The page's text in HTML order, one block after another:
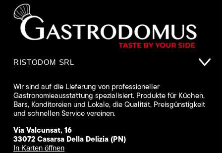
RISTODOM SRL
Wir sind auf die Lieferung von professioneller
Gastronomieausstattung spezialisiert. Produkte für Küchen,
Bars, Konditoreien und Lokale, die Qualität, Preisgünstigkeit
und schnellen Service vereinen.
Via Valcunsat, 16
33072 Casarsa Della Delizia (PN)
In Karten öffnen